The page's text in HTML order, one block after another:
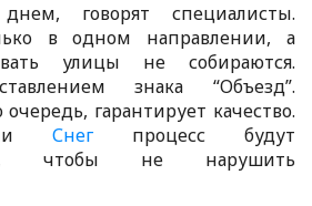
говорят специалисты.
в одном направлении, а
улицы не собираются.
знака “Объезд”.
гарантирует качество.
Снег процесс будут
чтобы не нарушить